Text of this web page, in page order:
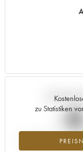
zu Statistiken
Aktuelle
-
Preisabfall des